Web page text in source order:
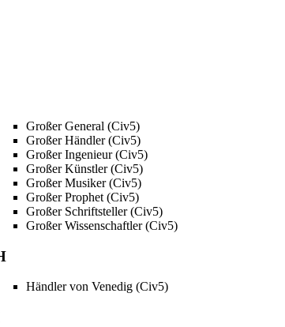
Großer General (Civ5)
Großer Händler (Civ5)
Großer Ingenieur (Civ5)
Großer Künstler (Civ5)
Großer Musiker (Civ5)
Großer Prophet (Civ5)
Großer Schriftsteller (Civ5)
Großer Wissenschaftler (Civ5)
Händler von Venedig (Civ5)